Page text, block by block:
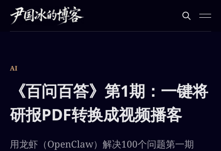
AI
《百问百答》第1期：一键将
研报PDF转换成视频播客
用龙虾（OpenClaw）解决100个问题第一期